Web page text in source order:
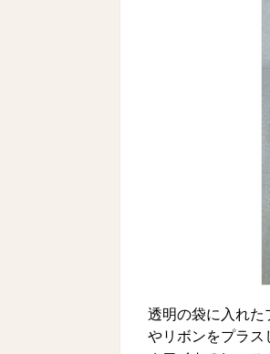
透明の袋に入れた
やリボンをプラス